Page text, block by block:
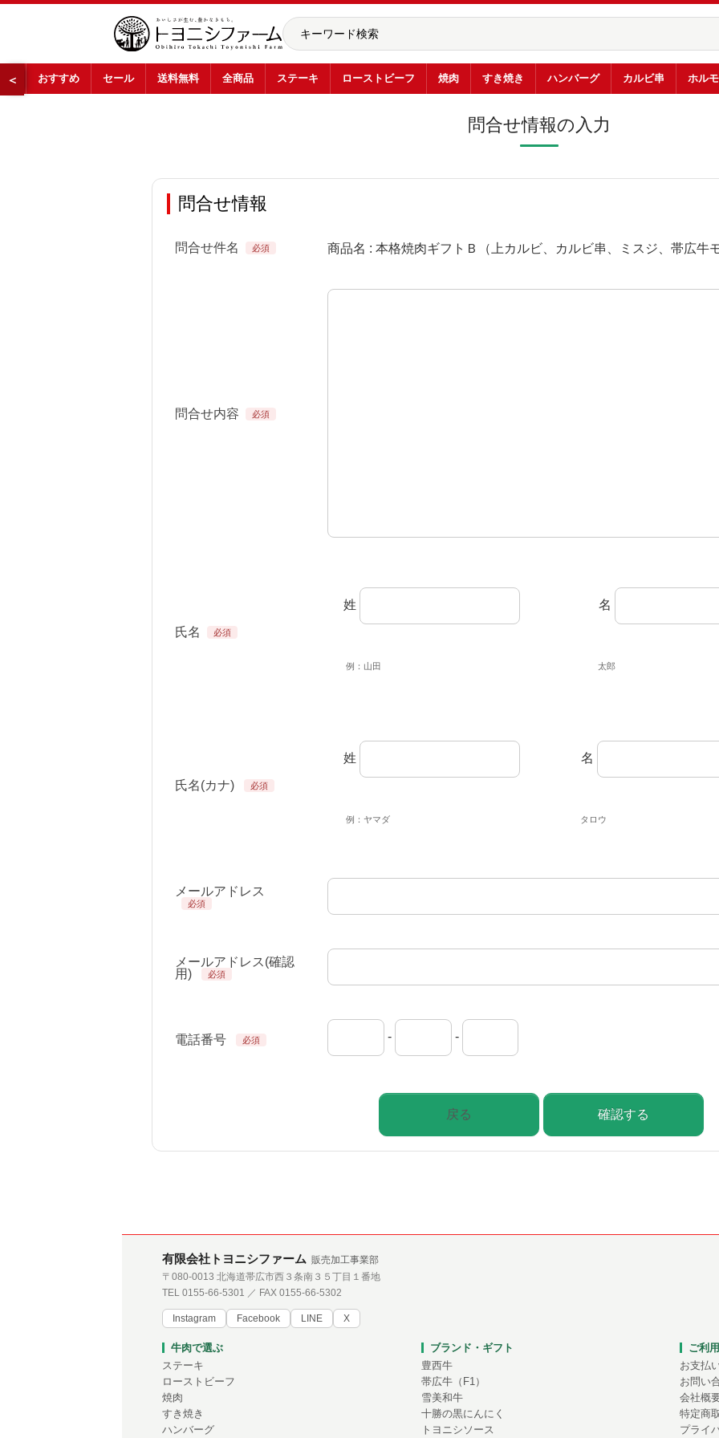
＜ おすすめ セール 送料無料 全商品 ステーキ ローストビーフ 焼肉 すき焼き ハンバーグ カルビ串 ホル
問合せ情報の入力
問合せ情報
問合せ件名 商品名 : 本格焼肉ギフトＢ（上カルビ、カルビ串、ミスジ、帯広牛
問合せ内容
氏名
姓 名
例：山田 太郎
氏名(カナ)
姓 名
例：ヤマダ タロウ
メールアドレス
メールアドレス(確認
用)
電話番号 - -
戻る 確認する
有限会社トヨニシファーム 販売加工事業部
〒080-0013 北海道帯広市西３条南３５丁目１番地
TEL 0155-66-5301 ／ FAX 0155-66-5302
Instagram Facebook LINE X
牛肉で選ぶ
ステーキ
ローストビーフ
焼肉
すき焼き
ハンバーグ
ブランド・ギフト
豊西牛
帯広牛（F1）
雪美和牛
十勝の黒にんにく
トヨニシソース
ご利
お支払
お問い
会社概
特定商
プライ